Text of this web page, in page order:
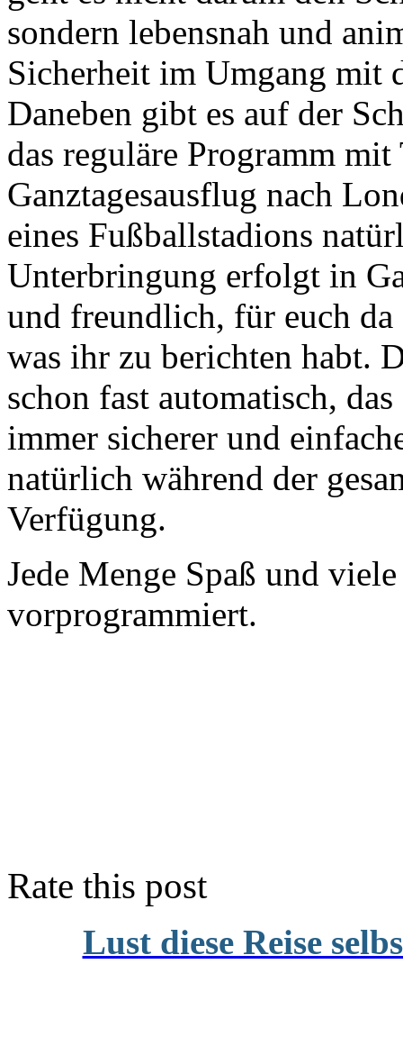
sondern lebensnah und
Sicherheit im Umgang mit
Daneben gibt es auf der
das reguläre Programm
Ganztagesausflug nach
eines Fußballstadions
Unterbringung erfolgt in
und freundlich, für euch
was ihr zu berichten habt.
schon fast automatisch,
immer sicherer und
natürlich während der
Verfügung.
Jede Menge Spaß und
vorprogrammiert.
Rate this post
Lust diese Reise